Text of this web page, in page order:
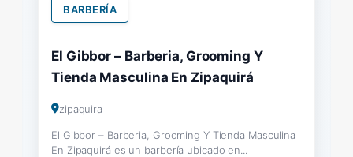
BARBERÍA
El Gibbor – Barberia, Grooming Y
Tienda Masculina En Zipaquirá
zipaquira
El Gibbor – Barberia, Grooming Y Tienda Masculina
En Zipaquirá es un barbería ubicado en...